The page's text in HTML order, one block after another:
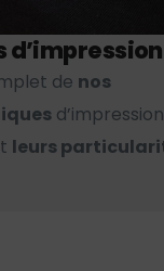
d’impression
de nos
d’impression
leurs